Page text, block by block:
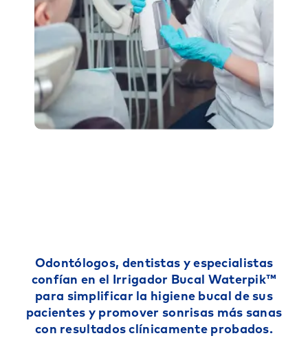
Odontólogos, dentistas y especialistas
confían en el Irrigador Bucal Waterpik™
para simplificar la higiene bucal de sus
pacientes y promover sonrisas más sanas
con resultados clínicamente probados.